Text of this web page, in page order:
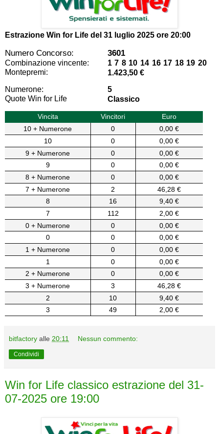
Estrazione Win for Life del 31 luglio 2025 ore 20:00
Numero Concorso: 3601
Combinazione vincente:
1 7 8 10 14 16 17 18 19 20
Montepremi:
1.423,50 €
Numerone:
5
Quote Win for Life
Classico
Vincita Vincitori
Euro
10 + Numerone
0
0,00 €
10
0
0,00 €
9 + Numerone
0
0,00 €
9
0
0,00 €
8 + Numerone
0
0,00 €
7 + Numerone
2
46,28 €
8
16
9,40 €
7
112
2,00 €
0 + Numerone
0
0,00 €
0
0
0,00 €
1 + Numerone
0
0,00 €
1
0
0,00 €
2 + Numerone
0
0,00 €
3 + Numerone
3
46,28 €
2
10
9,40 €
3
49 2,00 €
bitfactory alle 20:11 Nessun commento:
Condividi
Win for Life classico estrazione del 31-
07-2025 ore 19:00